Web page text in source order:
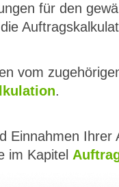
für den
vom
.
Einnahmen Ihrer
im Kapitel